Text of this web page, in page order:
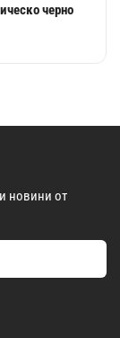
черно
новини от